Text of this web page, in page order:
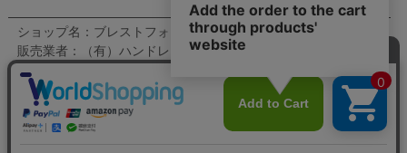
ショップ名：ブレストフォームストアジャパン
販売業者：（有）ハンドレッズ
運営責任者：川崎 史朗